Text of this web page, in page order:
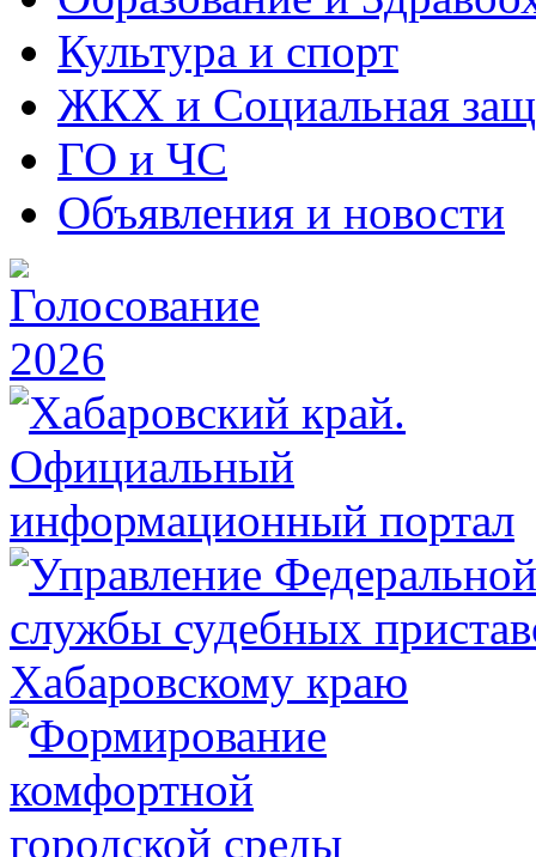
Культура и спорт
ЖКХ и Социальная
ГО и ЧС
Объявления и новости